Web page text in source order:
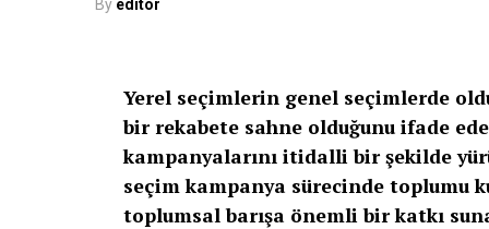
Göz lazer tedavisi planlanmadan önce
Göz numarasının stabil olması
Kornea kalınlığının yeterli olması
By editor
Yerel seçimlerin genel seçimlerde
bir rekabete sahne olduğunu ifade
kampanyalarını itidalli bir şekilde
seçim kampanya sürecinde toplumu
toplumsal barışa önemli bir katkı